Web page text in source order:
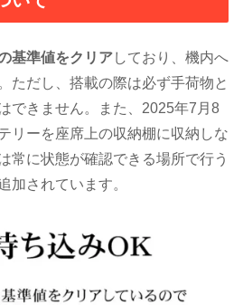
基準値をクリアしており、機内へ
ただし、搭載の際は必ず手荷物と
できません。また、2025年7月8
リーを座席上の収納棚に収納しな
常に状態が確認できる場所で行う
加されています。